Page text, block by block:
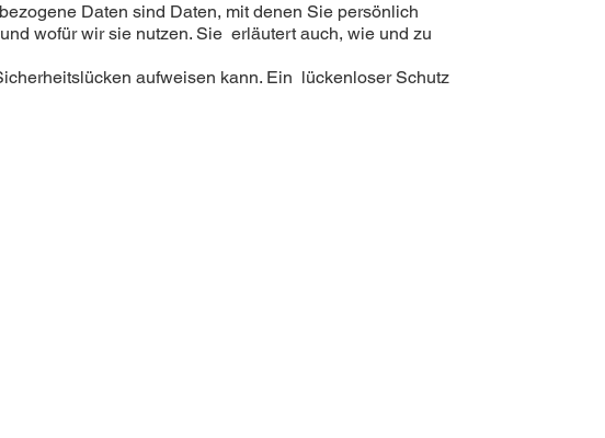
Daten sind Daten, mit denen Sie persönlich
wofür wir sie nutzen. Sie erläutert auch, wie und zu
aufweisen kann. Ein lückenloser Schutz